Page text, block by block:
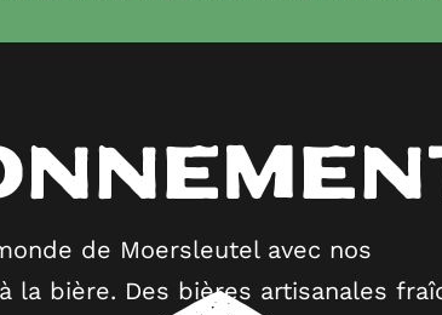
de Moersleutel avec nos
la bière. Des bières artisanales